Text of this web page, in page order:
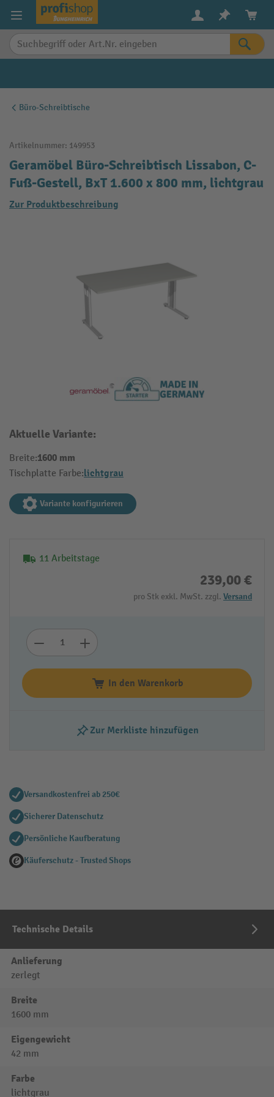
springen
Büro-Schreibtische
Artikelnummer: 149953
Geramöbel Büro-Schreibtisch Lissabon, C-
Fuß-Gestell, BxT 1.600 x 800 mm, lichtgrau
Zur Produktbeschreibung
Aktuelle Variante:
Breite:1600 mm
Tischplatte Farbe:lichtgrau
Variante konfigurieren
11 Arbeitstage
239,00 €
pro Stk exkl. MwSt. zzgl. Versand
In den Warenkorb
Zur Merkliste hinzufügen
Versandkostenfrei ab 250€
Sicherer Datenschutz
Persönliche Kaufberatung
Käuferschutz - Trusted Shops
Technische Details
Anlieferung
zerlegt
Breite
1600 mm
Eigengewicht
42 mm
Farbe
lichtgrau